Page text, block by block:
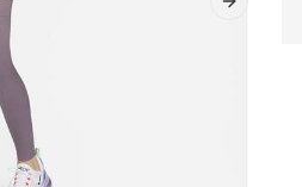
Next slide